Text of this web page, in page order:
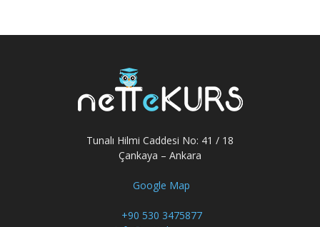
Tunalı Hilmi Caddesi No: 41 / 18
Çankaya – Ankara
Google Map
+90 530 3475877